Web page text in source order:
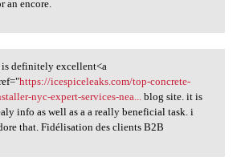
an encore.
definitely excellent<a
definitely excellent<a
https://icespiceleaks.com/top-concrete-
nyc-expert-services-nea...blog site. it is
info as well as a a really beneficial task. i
that. Fidélisation des clients B2B